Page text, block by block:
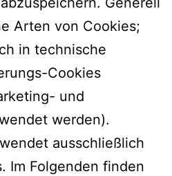
Arten von Cookies;
in technische
Cookies
und
werden).
ausschließlich
Im Folgenden finden